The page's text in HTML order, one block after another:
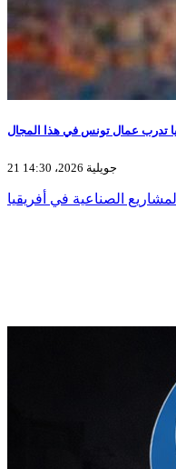
تدرب عمال تونس في هذا المجال
21 جويلية 2026، 14:30